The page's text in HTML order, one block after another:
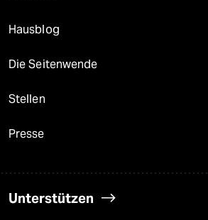
Hausblog
Die Seitenwende
Stellen
Presse
Unterstützen